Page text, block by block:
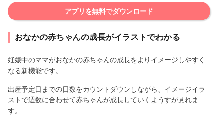
アプリを無料でダウンロード
おなかの赤ちゃんの成長がイラストでわかる
妊娠中のママがおなかの赤ちゃんの成長をよりイメージしやすく
なる新機能です。
出産予定日までの日数をカウントダウンしながら、イメージイラ
ストで週数に合わせて赤ちゃんが成長していくようすが見れま
す。